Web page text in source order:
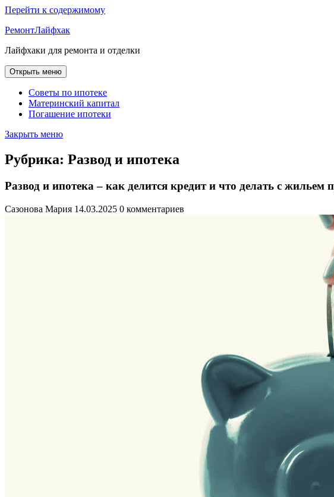
Перейти к содержимому
РемонтЛайфхак
Лайфхаки для ремонта и отделки
Открыть меню
Советы по ипотеке
Материнский капитал
Погашение ипотеки
Закрыть меню
Рубрика: Развод и ипотека
Развод и ипотека – как делится кредит и что делать с жильем
Сазонова Мария 14.03.2025 0 комментариев